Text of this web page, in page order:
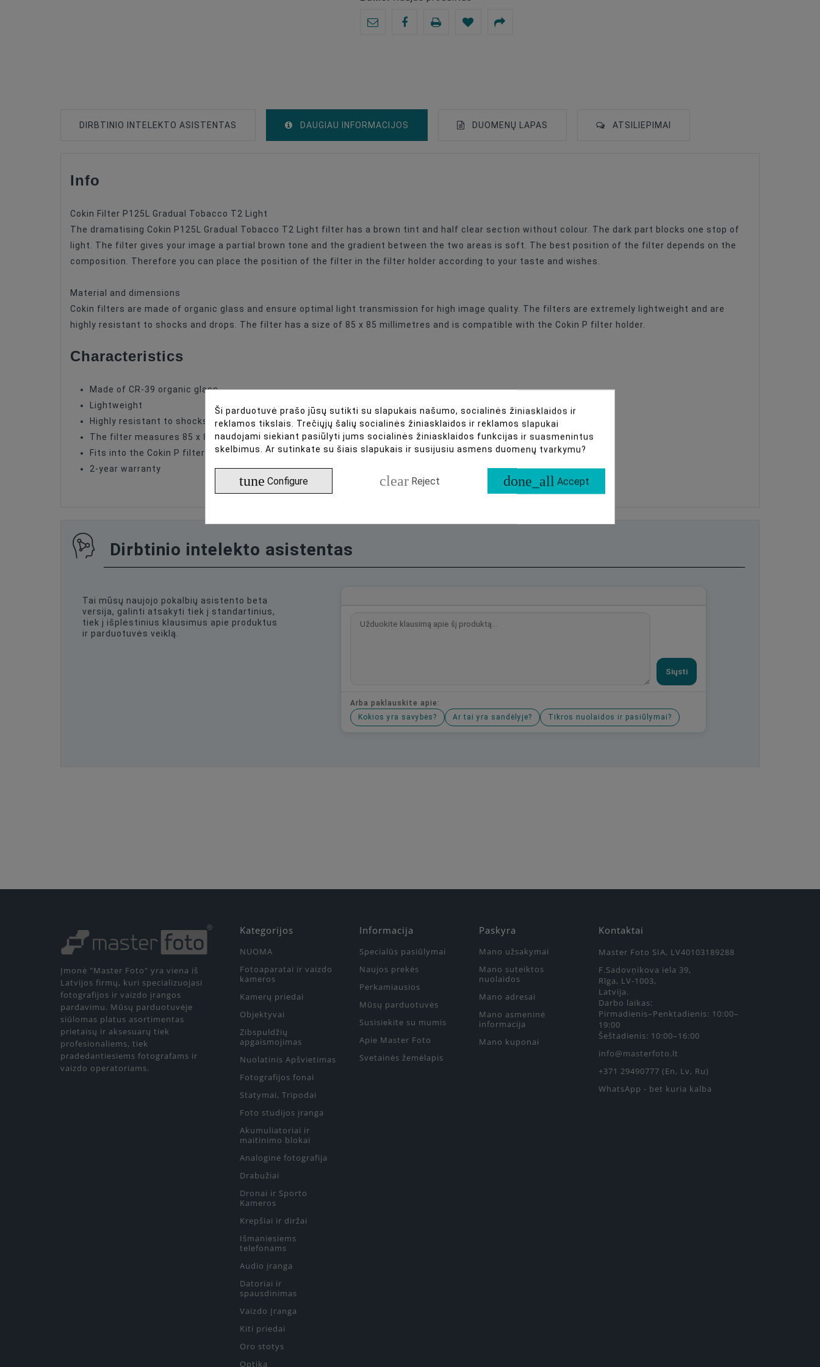
DIRBTINIO INTELEKTO ASISTENTAS DAUGIAU INFORMACIJOS DUOMENŲ LAPAS ATSILIEPIMAI
Compatible
Filter Size 100x100mm
Info
Cokin Filter P125L Gradual Tobacco T2 Light
The dramatising Cokin P125L Gradual Tobacco T2 Light filter has a brown tint and half clear section without colour. The dark part blocks one stop of
light. The filter gives your image a partial brown tone and the gradient between the two areas is soft. The best position of the filter depends on the
composition. Therefore you can place the position of the filter in the filter holder according to your taste and wishes.
Material and dimensions
Cokin filters are made of organic glass and ensure optimal light transmission for high image quality. The filters are extremely lightweight and are
highly resistant to shocks and drops. The filter has a size of 85 x 85 millimetres and is compatible with the Cokin P filter holder.
Characteristics
Made of CR-39 organic glass
Lightweight
Highly resistant to shocks
The filter measures 85 x 85 millimetres
Fits into the Cokin P filter holder
2-year warranty
Dirbtinio intelekto asistentas
Tai mūsų naujojo pokalbių asistento beta
versija, galinti atsakyti tiek į standartinius,
tiek į išplėstinius klausimus apie produktus
ir parduotuvės veiklą.
Siųsti
Arba paklauskite apie:
Kokios yra savybės?
Ar tai yra sandėlyje? Tikros nuolaidos ir pasiūlymai?
Įmonė "Master Foto" yra viena iš
Latvijos firmų, kuri specializuojasi
fotografijos ir vaizdo įrangos
pardavimu. Mūsų parduotuvėje
siūlomas platus asortimentas
prietaisų ir aksesuarų tiek
profesionaliems, tiek
pradedantiesiems fotografams ir
vaizdo operatoriams.
Kategorijos
NUOMA
Fotoaparatai ir vaizdo
kameros
Kamerų priedai
Objektyvai
Zibspuldžių
apgaismojimas
Nuolatinis Apšvietimas
Fotografijos fonai
Statymai, Tripodai
Foto studijos įranga
Akumuliatoriai ir
maitinimo blokai
Analoginė fotografija
Drabužiai
Dronai ir Sporto
Kameros
Krepšiai ir diržai
Išmaniesiems
telefonams
Audio įranga
Datoriai ir
spausdinimas
Vaizdo Įranga
Kiti priedai
Oro stotys
Optika
Informacija
Specialūs pasiūlymai
Naujos prekės
Perkamiausios
Mūsų parduotuvės
Susisiekite su mumis
Apie Master Foto
Svetainės žemėlapis
Paskyra
Mano užsakymai
Mano suteiktos
nuolaidos
Mano adresai
Mano asmeninė
informacija
Mano kuponai
Kontaktai
Master Foto SIA, LV40103189288
F.Sadovņikova iela 39,
Rīga, LV-1003,
Latvija.
Darbo laikas:
Pirmadienis–Penktadienis: 10:00–
19:00
Šeštadienis: 10:00–16:00
info@masterfoto.lt
+371 29490777 (En, Lv, Ru)
WhatsApp - bet kuria kalba
Ši parduotuvė prašo jūsų sutikti su slapukais našumo, socialinės žiniasklaidos ir
reklamos tikslais. Trečiųjų šalių socialinės žiniasklaidos ir reklamos slapukai
naudojami siekiant pasiūlyti jums socialinės žiniasklaidos funkcijas ir suasmenintus
skelbimus. Ar sutinkate su šiais slapukais ir susijusiu asmens duomenų tvarkymu?
tune Configure clear Reject done_all Accept